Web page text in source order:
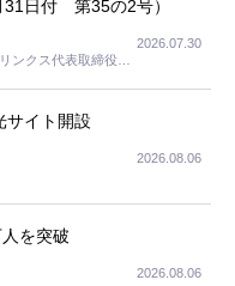
31日付 第35の2号）
ンクス代表取締役社
2026.07.30
サイト開設
2026.08.06
を突破
2026.08.06